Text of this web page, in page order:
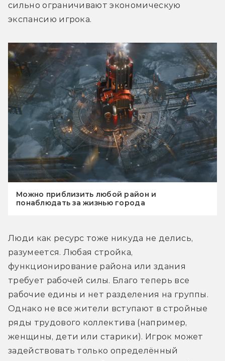
сильно ограничивают экономическую
экспансию игрока.
Можно приблизить любой район и
понаблюдать за жизнью города
Люди как ресурс тоже никуда не делись,
разумеется. Любая стройка,
функционирование района или здания
требует рабочей силы. Благо теперь все
рабочие едины и нет разделения на группы.
Однако не все жители вступают в стройные
ряды трудового коллектива (например,
женщины, дети или старики). Игрок может
задействовать только определённый